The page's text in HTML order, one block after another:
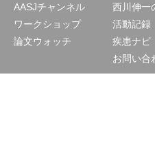
AASJチャンネル
ワークショップ
論文ウォッチ
西川伸一
活動記録
疾患ナビ
お問い合